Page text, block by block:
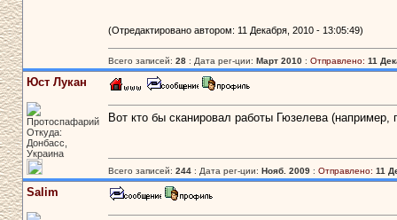
(Отредактировано автором: 11 Декабря, 2010 - 13:05:49)
Всего записей: 28: Дата рег-ции: Март 2010: Отправлено: 11
Юст Лукан
Протоспафарий
Откуда:
Донбасс,
Украина
Вот кто бы сканировал работы Гюзелева (например,
Всего записей: 244: Дата рег-ции: Нояб. 2009: Отправлено: 11
Salim